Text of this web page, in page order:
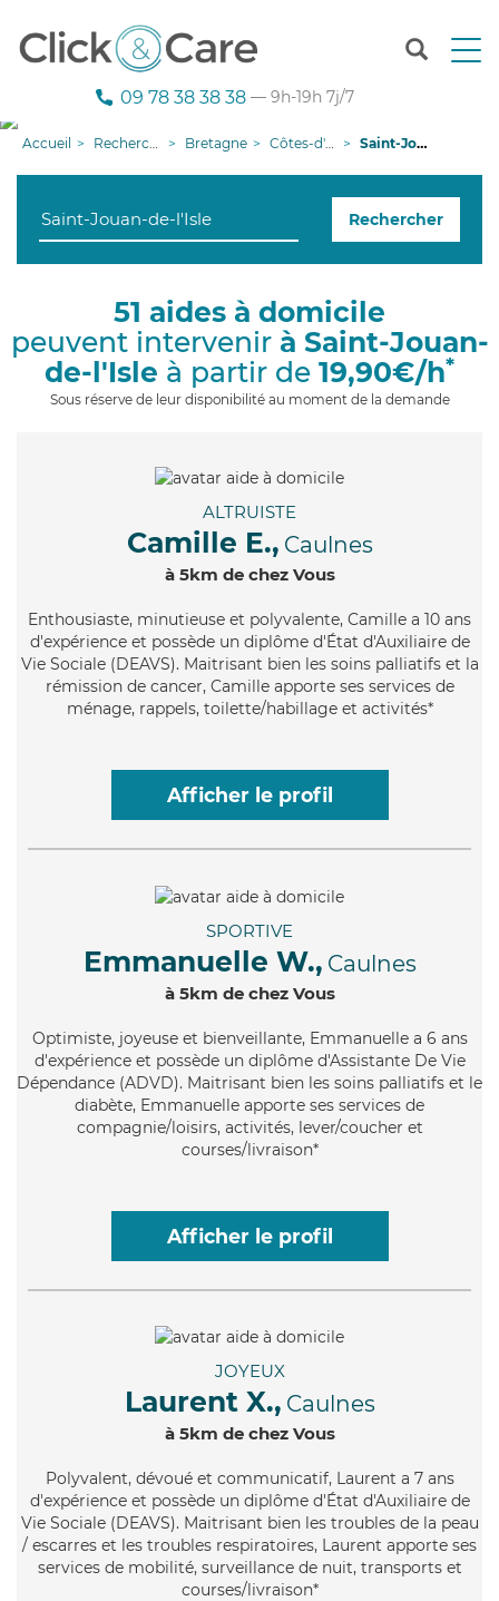
T
n
g
i
09 78 38 38 38 — 9h-19h 7j/7
Accueil Recherche aide à domicile Bretagne Côtes-d'armor Saint-Jouan-de-l'Isle
Rechercher
51 aides à domicile
peuvent intervenir à Saint-Jouan-
de-l'Isle à partir de 19,90€/h*
Sous réserve de leur disponibilité au moment de la demande
ALTRUISTE
Camille E., Caulnes
à 5km de chez Vous
Enthousiaste, minutieuse et polyvalente, Camille a 10 ans
d'expérience et possède un diplôme d'État d'Auxiliaire de
Vie Sociale (DEAVS). Maitrisant bien les soins palliatifs et la
rémission de cancer, Camille apporte ses services de
ménage, rappels, toilette/habillage et activités*
Afficher le profil
SPORTIVE
Emmanuelle W., Caulnes
à 5km de chez Vous
Optimiste, joyeuse et bienveillante, Emmanuelle a 6 ans
d'expérience et possède un diplôme d'Assistante De Vie
Dépendance (ADVD). Maitrisant bien les soins palliatifs et le
diabète, Emmanuelle apporte ses services de
compagnie/loisirs, activités, lever/coucher et
courses/livraison*
Afficher le profil
JOYEUX
Laurent X., Caulnes
à 5km de chez Vous
Polyvalent, dévoué et communicatif, Laurent a 7 ans
d'expérience et possède un diplôme d'État d'Auxiliaire de
Vie Sociale (DEAVS). Maitrisant bien les troubles de la peau
/ escarres et les troubles respiratoires, Laurent apporte ses
services de mobilité, surveillance de nuit, transports et
courses/livraison*